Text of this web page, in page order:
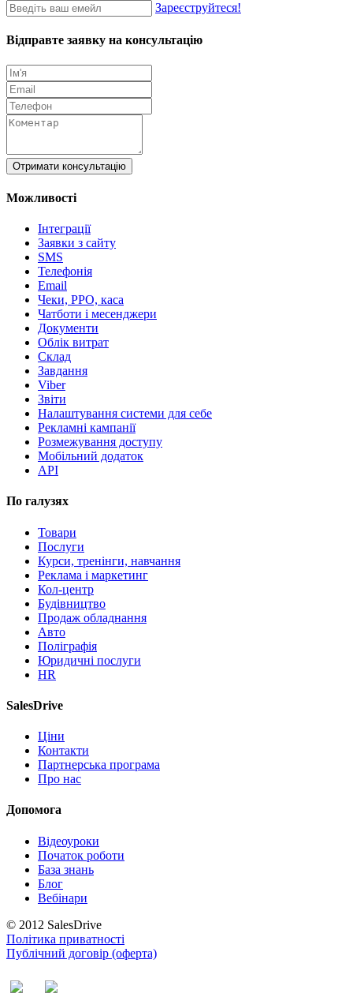
Зареєструйтеся!
Відправте заявку на консультацію
Отримати консультацію
Можливості
Інтеграції
Заявки з сайту
SMS
Телефонія
Email
Чеки, РРО, каса
Чатботи і месенджери
Документи
Облік витрат
Склад
Завдання
Viber
Звіти
Налаштування системи для себе
Рекламні кампанії
Розмежування доступу
Мобільний додаток
API
По галузях
Товари
Послуги
Курси, тренінги, навчання
Реклама і маркетинг
Кол-центр
Будівництво
Продаж обладнання
Авто
Поліграфія
Юридичні послуги
HR
SalesDrive
Ціни
Контакти
Партнерська програма
Про нас
Допомога
Відеоуроки
Початок роботи
База знань
Блог
Вебінари
© 2012 SalesDrive
Політика приватності
Публічний договір (оферта)